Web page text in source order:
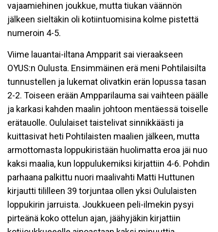
vajaamiehinen joukkue, mutta tiukan väännön
jälkeen sieltäkin oli kotiintuomisina kolme pistettä
numeroin 4-5.
Viime lauantai-iltana Ampparit sai vieraakseen
OYUS:n Oulusta. Ensimmäinen erä meni Pohtilaisilta
tunnustellen ja lukemat olivatkin erän lopussa tasan
2-2. Toiseen erään Ampparilauma sai vaihteen päälle
ja karkasi kahden maalin johtoon mentäessä toiselle
erätauolle. Oululaiset taistelivat sinnikkäästi ja
kuittasivat heti Pohtilaisten maalien jälkeen, mutta
armottomasta loppukiristään huolimatta eroa jäi nuo
kaksi maalia, kun loppulukemiksi kirjattiin 4-6. Pohdin
parhaana palkittu nuori maalivahti Matti Huttunen
kirjautti tililleen 39 torjuntaa ollen yksi Oululaisten
loppukirin jarruista. Joukkueen peli-ilmekin pysyi
pirteänä koko ottelun ajan, jäähyjäkin kirjattiin